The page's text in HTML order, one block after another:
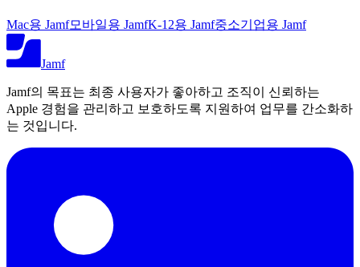
Mac용 Jamf모바일용 JamfK-12용 Jamf중소기업용 Jamf
Jamf
Jamf의 목표는 최종 사용자가 좋아하고 조직이 신뢰하는
Apple 경험을 관리하고 보호하도록 지원하여 업무를 간소화하
는 것입니다.